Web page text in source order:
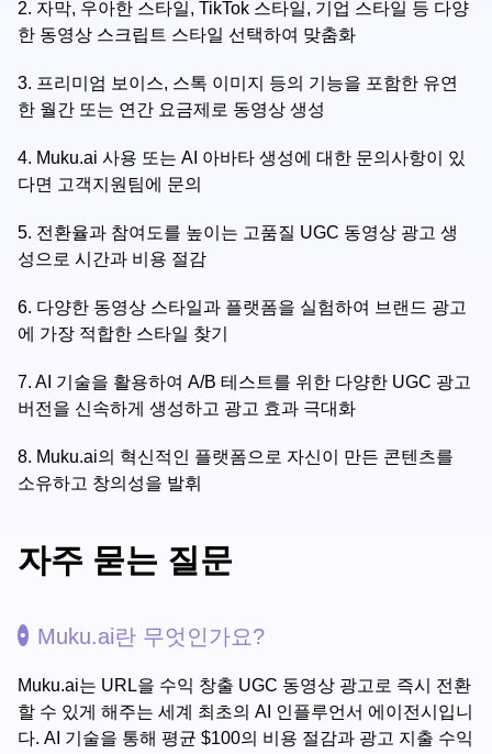
2. 자막, 우아한 스타일, TikTok 스타일, 기업 스타일 등 다양
한 동영상 스크립트 스타일 선택하여 맞춤화
3. 프리미엄 보이스, 스톡 이미지 등의 기능을 포함한 유연
한 월간 또는 연간 요금제로 동영상 생성
4. Muku.ai 사용 또는 AI 아바타 생성에 대한 문의사항이 있
다면 고객지원팀에 문의
5. 전환율과 참여도를 높이는 고품질 UGC 동영상 광고 생
성으로 시간과 비용 절감
6. 다양한 동영상 스타일과 플랫폼을 실험하여 브랜드 광고
에 가장 적합한 스타일 찾기
7. AI 기술을 활용하여 A/B 테스트를 위한 다양한 UGC 광고
버전을 신속하게 생성하고 광고 효과 극대화
8. Muku.ai의 혁신적인 플랫폼으로 자신이 만든 콘텐츠를
소유하고 창의성을 발휘
자주 묻는 질문
Muku.ai란 무엇인가요?
Muku.ai는 URL을 수익 창출 UGC 동영상 광고로 즉시 전환
할 수 있게 해주는 세계 최초의 AI 인플루언서 에이전시입니
다. AI 기술을 통해 평균 $100의 비용 절감과 광고 지출 수익